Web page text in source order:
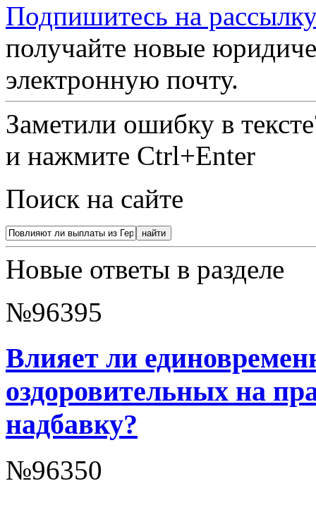
Подпишитесь на
получайте новые
электронную почту.
Заметили ошибку в
и нажмите Ctrl+Enter
Поиск на сайте
Новые ответы в разделе
№96395
Влияет ли
оздоровительных на
надбавку?
№96350